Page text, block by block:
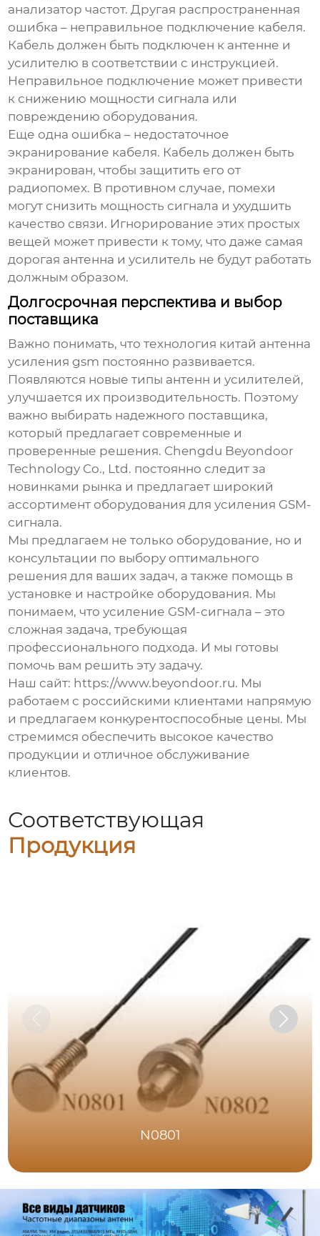
анализатор частот. Другая распространенная
ошибка – неправильное подключение кабеля.
Кабель должен быть подключен к антенне и
усилителю в соответствии с инструкцией.
Неправильное подключение может привести
к снижению мощности сигнала или
повреждению оборудования.
Еще одна ошибка – недостаточное
экранирование кабеля. Кабель должен быть
экранирован, чтобы защитить его от
радиопомех. В противном случае, помехи
могут снизить мощность сигнала и ухудшить
качество связи. Игнорирование этих простых
вещей может привести к тому, что даже самая
дорогая антенна и усилитель не будут работать
должным образом.
Долгосрочная перспектива и выбор
поставщика
Важно понимать, что технология китай антенна
усиления gsm постоянно развивается.
Появляются новые типы антенн и усилителей,
улучшается их производительность. Поэтому
важно выбирать надежного поставщика,
который предлагает современные и
проверенные решения. Chengdu Beyondoor
Technology Co., Ltd. постоянно следит за
новинками рынка и предлагает широкий
ассортимент оборудования для усиления GSM-
сигнала.
Мы предлагаем не только оборудование, но и
консультации по выбору оптимального
решения для ваших задач, а также помощь в
установке и настройке оборудования. Мы
понимаем, что усиление GSM-сигнала – это
сложная задача, требующая
профессионального подхода. И мы готовы
помочь вам решить эту задачу.
Наш сайт: https://www.beyondoor.ru. Мы
работаем с российскими клиентами напрямую
и предлагаем конкурентоспособные цены. Мы
стремимся обеспечить высокое качество
продукции и отличное обслуживание
клиентов.
Соответствующая
Продукция
N0801